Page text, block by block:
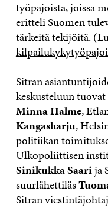
työpajoista, joissa
eritteli Suomen
tärkeitä tekijöitä.
Sitran
keskusteluun
Minna Halme,
Kangasharju,
politiikan
Ulkopoliittisen
Sinikukka Saarija
suurlähettiläs
Sitran